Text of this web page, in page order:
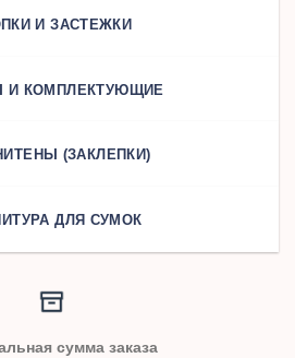
И ЗАСТЕЖКИ
И КОМПЛЕКТУЮЩИЕ
(ЗАКЛЕПКИ)
ДЛЯ СУМОК
сумма заказа